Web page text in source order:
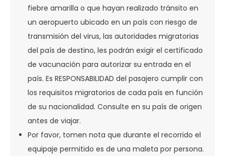
fiebre amarilla o que hayan realizado tránsito en
un aeropuerto ubicado en un país con riesgo de
transmisión del virus, las autoridades migratorias
del país de destino, les podrán exigir el certificado
de vacunación para autorizar su entrada en el
país. Es RESPONSABILIDAD del pasajero cumplir con
los requisitos migratorios de cada país en función
de su nacionalidad. Consulte en su país de origen
antes de viajar.
Por favor, tomen nota que durante el recorrido el
equipaje permitido es de una maleta por persona.